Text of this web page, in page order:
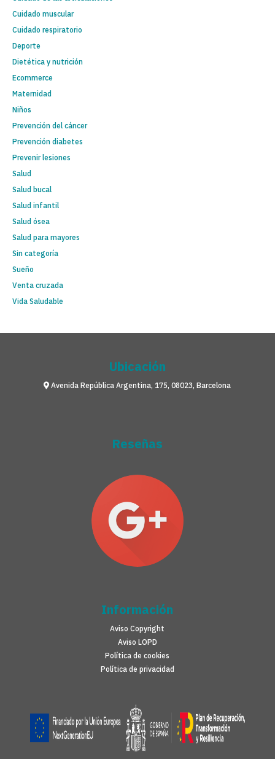
Cuidado muscular
Cuidado respiratorio
Deporte
Dietética y nutrición
Ecommerce
Maternidad
Niños
Prevención del cáncer
Prevención diabetes
Prevenir lesiones
Salud
Salud bucal
Salud infantil
Salud ósea
Salud para mayores
Sin categoría
Sueño
Venta cruzada
Vida Saludable
Ubicación
Avenida República Argentina, 175, 08023, Barcelona
Reseñas
Información
Aviso Copyright
Aviso LOPD
Política de cookies
Política de privacidad